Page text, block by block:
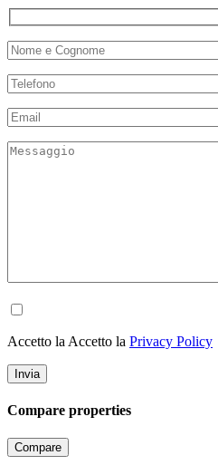
Accetto la Accetto la Privacy Policy
Compare properties
Compare